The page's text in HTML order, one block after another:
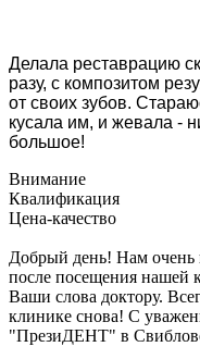
Делала реставрацию
разу, с композитом
от своих зубов.
кусала им, и жевала -
большое!
Внимание
Квалификация
Цена-качество
Добрый день! Нам очень
после посещения нашей
Ваши слова доктору.
клинике снова! С
"ПрезиДЕНТ" в